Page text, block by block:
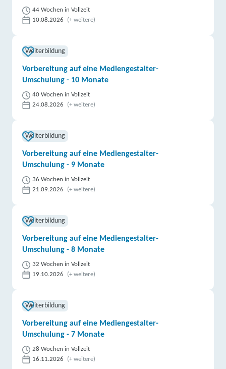
44 Wochen in Vollzeit
10.08.2026
(+ weitere)
Weiterbildung
Vorbereitung auf eine Mediengestalter-
Umschulung - 10 Monate
40 Wochen in Vollzeit
24.08.2026
(+ weitere)
Weiterbildung
Vorbereitung auf eine Mediengestalter-
Umschulung - 9 Monate
36 Wochen in Vollzeit
21.09.2026
(+ weitere)
Weiterbildung
Vorbereitung auf eine Mediengestalter-
Umschulung - 8 Monate
32 Wochen in Vollzeit
19.10.2026
(+ weitere)
Weiterbildung
Vorbereitung auf eine Mediengestalter-
Umschulung - 7 Monate
28 Wochen in Vollzeit
16.11.2026
(+ weitere)